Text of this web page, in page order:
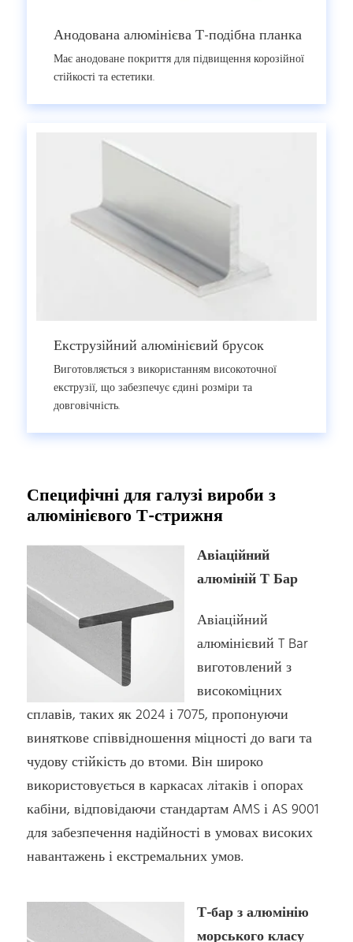
Анодована алюмінієва Т-подібна планка
Має анодоване покриття для підвищення корозійної
стійкості та естетики.
Екструзійний алюмінієвий брусок
Виготовляється з використанням високоточної
екструзії, що забезпечує єдині розміри та
довговічність.
Специфічні для галузі вироби з
алюмінієвого Т-стрижня
Авіаційний
алюміній Т Бар
Авіаційний
алюмінієвий T Bar
виготовлений з
високоміцних
сплавів, таких як 2024 і 7075, пропонуючи
виняткове співвідношення міцності до ваги та
чудову стійкість до втоми. Він широко
використовується в каркасах літаків і опорах
кабіни, відповідаючи стандартам AMS і AS 9001
для забезпечення надійності в умовах високих
навантажень і екстремальних умов.
Т-бар з алюмінію
морського класу